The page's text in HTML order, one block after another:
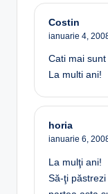
Costin
ianuarie 4,
Cati mai
La multi ani!
horia
ianuarie 6,
La mulţi ani!
Să-ţi